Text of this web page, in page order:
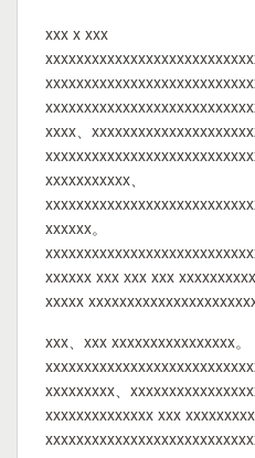
xxx x xxx
xxxx、
xxxxxxxxxxx、
xxxxxx。
xxxxxx xxx xxx xxx
xxxxx
xxx、xxx xxxxxxxxxxxxxxxx。
xxxxxxxxx、
xxxxxxxxxxxxxx xxx